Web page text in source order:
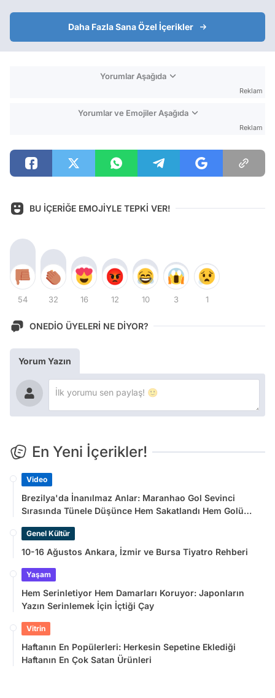
Daha Fazla Sana Özel İçerikler
Yorumlar Aşağıda
Reklam
Yorumlar ve Emojiler Aşağıda
Reklam
BU İÇERİĞE EMOJİYLE TEPKİ VER!
54 32 16 12 10 3 1
ONEDİO ÜYELERİ NE DİYOR?
Yorum Yazın
En Yeni İçerikler!
Video
Brezilya'da İnanılmaz Anlar: Maranhao Gol Sevinci
Sırasında Tünele Düşünce Hem Sakatlandı Hem Golü
Genel Kültür
10-16 Ağustos Ankara, İzmir ve Bursa Tiyatro Rehberi
Yaşam
Hem Serinletiyor Hem Damarları Koruyor: Japonların
Yazın Serinlemek İçin İçtiği Çay
Vitrin
Haftanın En Popülerleri: Herkesin Sepetine Eklediği
Haftanın En Çok Satan Ürünleri